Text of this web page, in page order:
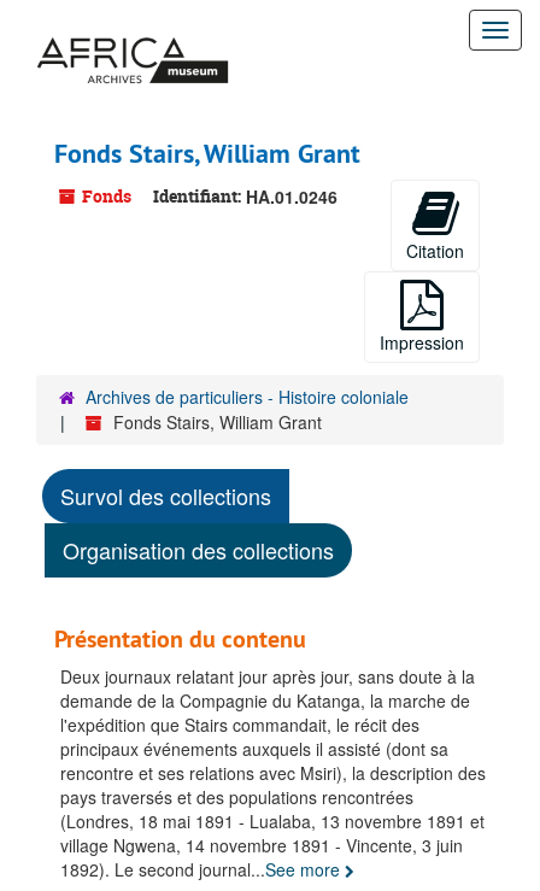
contenu
Fonds Stairs, William Grant
Fonds Identifiant: HA.01.0246
Citation
Impression
Archives de particuliers - Histoire coloniale
Fonds Stairs, William Grant
Survol des collections
Organisation des collections
Présentation du contenu
Deux journaux relatant jour après jour, sans doute à la
demande de la Compagnie du Katanga, la marche de
l'expédition que Stairs commandait, le récit des
principaux événements auxquels il assisté (dont sa
rencontre et ses relations avec Msiri), la description des
pays traversés et des populations rencontrées
(Londres, 18 mai 1891 - Lualaba, 13 novembre 1891 et
village Ngwena, 14 novembre 1891 - Vincente, 3 juin
1892). Le second journal...See more